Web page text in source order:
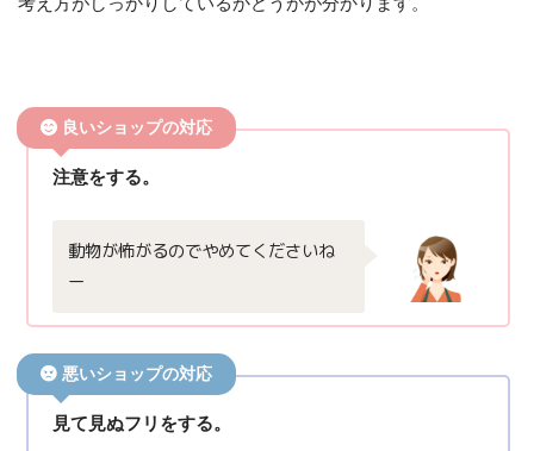
良いショップの対応
注意をする。
動物が怖がるのでやめてくださいね
ー
悪いショップの対応
見て見ぬフリをする。